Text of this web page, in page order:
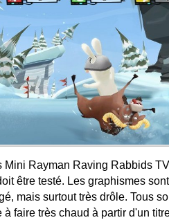
Mini Rayman Raving Rabbids
être testé. Les graphismes
mais surtout très drôle. Tous
à faire très chaud à partir d'un